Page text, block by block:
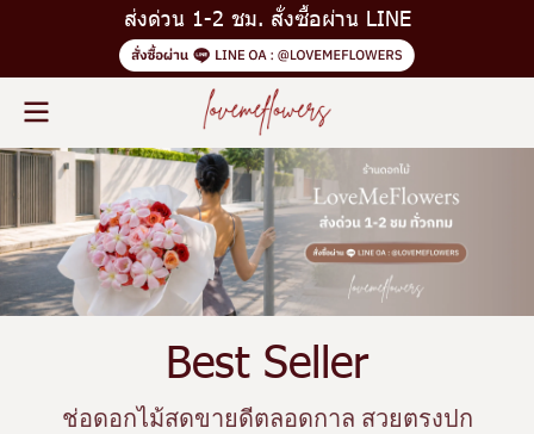
ส่งด่วน 1-2 ชม. สั่งซื้อผ่าน LINE
Best Seller
ช่อดอกไม้สดขายดีตลอดกาล สวยตรงปก